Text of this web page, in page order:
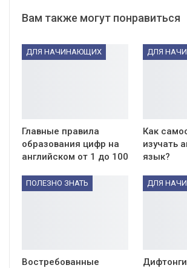
Вам также могут понравиться
ДЛЯ НАЧИНАЮЩИХ
Главные правила
образования цифр на
английском от 1 до 100
ДЛЯ
Как
изучать
язык?
ПОЛЕЗНО ЗНАТЬ
Востребованные
ДЛЯ